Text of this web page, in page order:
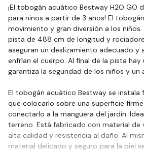
¡El tobogán acuático Bestway H2O GO
para niños a partir de 3 años! El
movimiento y gran diversión a los niños.
pista de 488 cm de longitud y
aseguran un deslizamiento adecuado y
enfrían el cuerpo. Al final de la pista hay
garantiza la seguridad de los niños y un
El tobogán acuático Bestway se instala
que colocarlo sobre una superficie
conectarlo a la manguera del jardín.
terreno. Está fabricado con material de
alta calidad y resistencia al daño. Al
material delicado y seguro para la piel